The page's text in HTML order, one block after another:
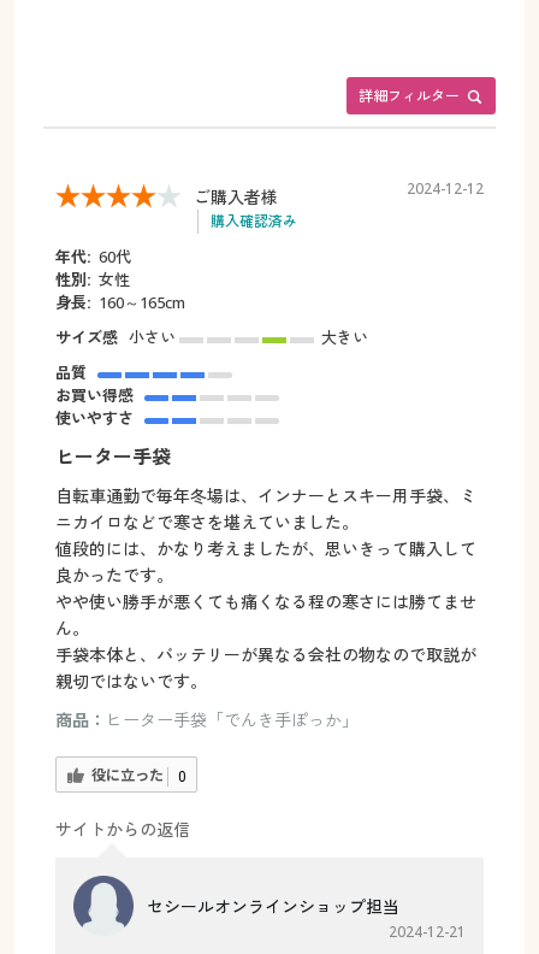
詳細フィルター
ご購入者様
購入確認済み
2024-12-12
年代: 60代
性別: 女性
身長: 160～165cm
サイズ感 小さい
大きい
品質
お買い得感
使いやすさ
ヒーター手袋
自転車通勤で毎年冬場は、インナーとスキー用手袋、ミ
ニカイロなどで寒さを堪えていました。
値段的には、かなり考えましたが、思いきって購入して
良かったです。
やや使い勝手が悪くても痛くなる程の寒さには勝てませ
ん。
手袋本体と、バッテリーが異なる会社の物なので取説が
親切ではないです。
商品： ヒーター手袋「でんき手ぽっか」
役に立った 0
サイトからの返信
セシールオンラインショップ担当
2024-12-21